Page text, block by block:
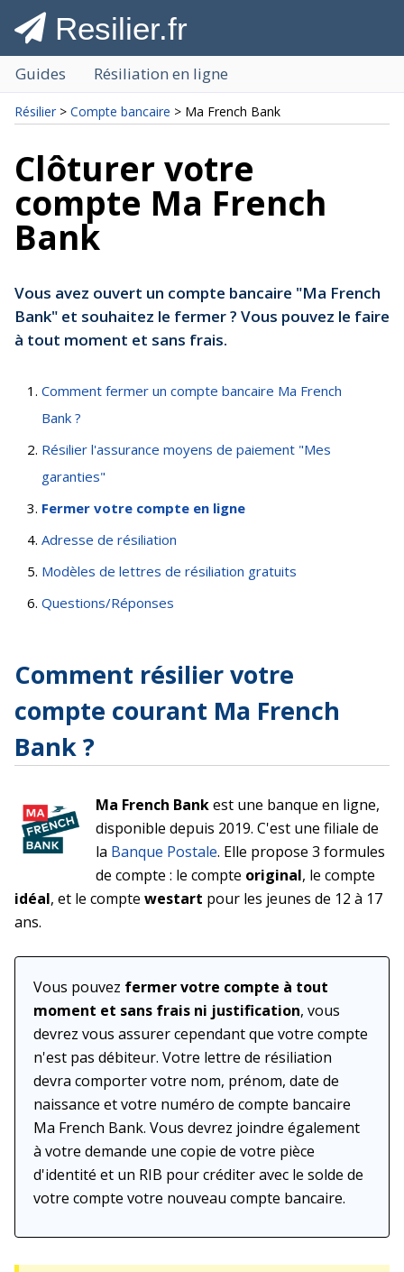
Resilier.fr
Guides Résiliation en ligne
Résilier > Compte bancaire > Ma French Bank
Clôturer votre
compte Ma French
Bank
Vous avez ouvert un compte bancaire "Ma French
Bank" et souhaitez le fermer ? Vous pouvez le faire
à tout moment et sans frais.
Comment fermer un compte bancaire Ma French
Bank ?
Résilier l'assurance moyens de paiement "Mes
garanties"
Fermer votre compte en ligne
Adresse de résiliation
Modèles de lettres de résiliation gratuits
Questions/Réponses
Comment résilier votre
compte courant Ma French
Bank ?
Ma French Bankest une banque en ligne,
disponible depuis 2019. C'est une filiale de
la Banque Postale. Elle propose 3 formules
de compte : le compte original, le compte
idéal, et le compte westart pour les jeunes de 12 à 17
ans.
Vous pouvez fermer votre compte à tout
moment et sans frais ni justification, vous
devrez vous assurer cependant que votre compte
n'est pas débiteur. Votre lettre de résiliation
devra comporter votre nom, prénom, date de
naissance et votre numéro de compte bancaire
Ma French Bank. Vous devrez joindre également
à votre demande une copie de votre pièce
d'identité et un RIB pour créditer avec le solde de
votre compte votre nouveau compte bancaire.